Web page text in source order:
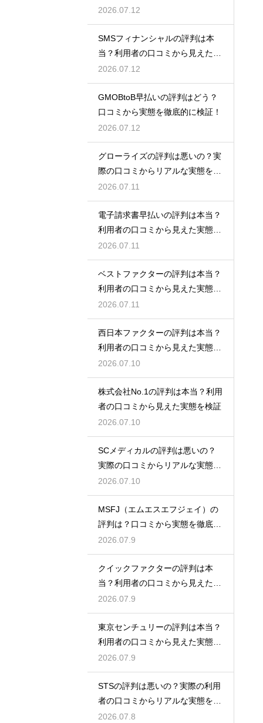
2026.07.12
SMSフィナンシャルの評判は本
当？利用者の口コミから見えた実
態検証
2026.07.12
GMOBtoB早払いの評判はどう？
口コミから実態を徹底的に検証！
2026.07.12
グローライズの評判は悪いの？実
際の口コミからリアルな実態を検
証！
2026.07.11
電子請求書早払いの評判は本当？
利用者の口コミから見えた実態を
検証
2026.07.11
ベストファクターの評判は本当？
利用者の口コミから見えた実態を
検証
2026.07.11
西日本ファクターの評判は本当？
利用者の口コミから見えた実態を
検証
2026.07.10
株式会社No.1の評判は本当？利用
者の口コミから見えた実態を検証
2026.07.10
SCメディカルの評判は悪いの？
実際の口コミからリアルな実態を
検証
2026.07.10
MSFJ（エムエスエフジェイ）の
評判は？口コミから実態を徹底検
証
2026.07.9
クイックファクターの評判は本
当？利用者の口コミから見えた実
態検証
2026.07.9
東京センチュリーの評判は本当？
利用者の口コミから見えた実態を
検証
2026.07.9
STSの評判は悪いの？実際の利用
者の口コミからリアルな実態を徹
底検証
2026.07.8